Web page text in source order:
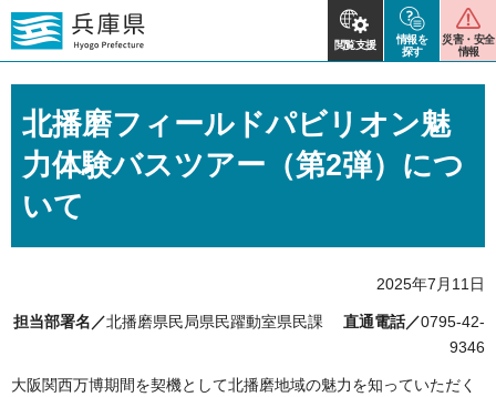
閲覧支援
情報を
探す
災害・安全
情報
北播磨フィールドパビリオン魅
力体験バスツアー（第2弾）につ
いて
2025年7月11日
担当部署名／北播磨県民局県民躍動室県民課 直通電話／0795-42-
9346
大阪関西万博期間を契機として北播磨地域の魅力を知っていただく